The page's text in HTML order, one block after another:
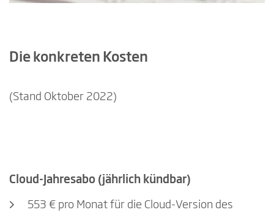
Die konkreten Kosten
(Stand Oktober 2022)
Cloud-Jahresabo (jährlich kündbar)
553 € pro Monat für die Cloud-Version des